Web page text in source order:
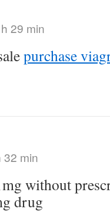
29 min
purchase
32 min
without
drug